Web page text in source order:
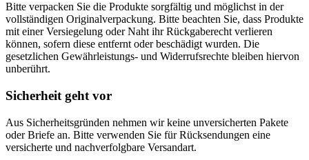
Bitte verpacken Sie die Produkte sorgfältig und möglichst in der
vollständigen Originalverpackung. Bitte beachten Sie, dass Produkte
mit einer Versiegelung oder Naht ihr Rückgaberecht verlieren
können, sofern diese entfernt oder beschädigt wurden. Die
gesetzlichen Gewährleistungs- und Widerrufsrechte bleiben hiervon
unberührt.
Sicherheit geht vor
Aus Sicherheitsgründen nehmen wir keine unversicherten Pakete
oder Briefe an. Bitte verwenden Sie für Rücksendungen eine
versicherte und nachverfolgbare Versandart.